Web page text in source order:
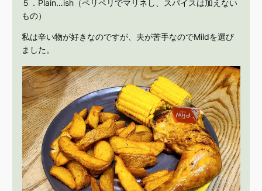
５．Plain…ish（ペリペリでマリネし、スパイスは加えない
もの）
私は辛い物が好きなのですが、夫が苦手なのでMildを選び
ました。